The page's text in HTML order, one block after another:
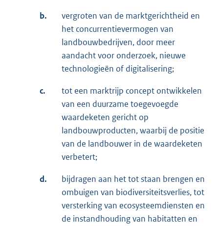
b.
vergroten van de marktgerichtheid en
het concurrentievermogen van
landbouwbedrijven, door meer
aandacht voor onderzoek, nieuwe
technologieën of digitalisering;
c.
tot een marktrijp concept ontwikkelen
van een duurzame toegevoegde
waardeketen gericht op
landbouwproducten, waarbij de positie
van de landbouwer in de waardeketen
verbetert;
d.
bijdragen aan het tot staan brengen en
ombuigen van biodiversiteitsverlies, tot
versterking van ecosysteemdiensten en
de instandhouding van habitatten en